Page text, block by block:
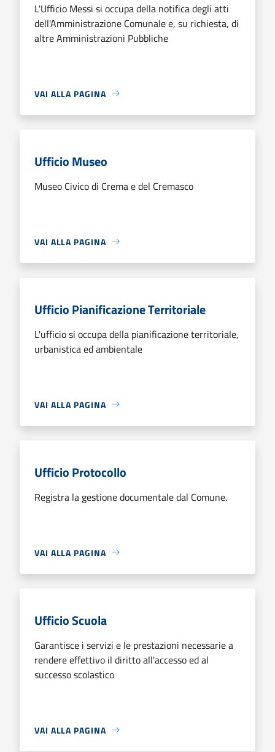
L'Ufficio Messi si occupa della notifica degli atti
dell'Amministrazione Comunale e, su richiesta, di
altre Amministrazioni Pubbliche
VAI ALLA PAGINA
Ufficio Museo
Museo Civico di Crema e del Cremasco
VAI ALLA PAGINA
Ufficio Pianificazione Territoriale
L'ufficio si occupa della pianificazione territoriale,
urbanistica ed ambientale
VAI ALLA PAGINA
Ufficio Protocollo
Registra la gestione documentale dal Comune.
VAI ALLA PAGINA
Ufficio Scuola
Garantisce i servizi e le prestazioni necessarie a
rendere effettivo il diritto all'accesso ed al
successo scolastico
VAI ALLA PAGINA